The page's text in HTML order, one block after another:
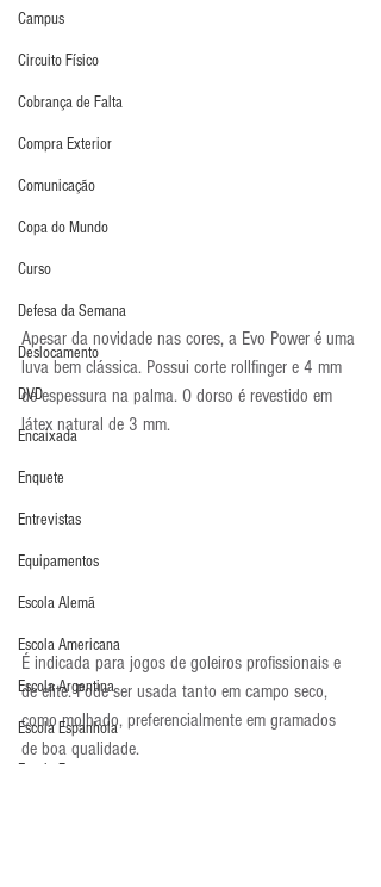
Campus
Circuito Físico
Cobrança de Falta
Compra Exterior
Comunicação
Copa do Mundo
Curso
Defesa da Semana
Deslocamento
DVD
Encaixada
Enquete
Entrevistas
Equipamentos
Escola Alemã
Escola Americana
Escola Argentina
Escola Espanhola
Escola Francesa
Apesar da novidade nas cores, a Evo Power é uma
luva bem clássica. Possui corte rollfinger e 4 mm
de espessura na palma. O dorso é revestido em
látex natural de 3 mm.
É indicada para jogos de goleiros profissionais e
de elite. Pode ser usada tanto em campo seco,
como molhado, preferencialmente em gramados
de boa qualidade.